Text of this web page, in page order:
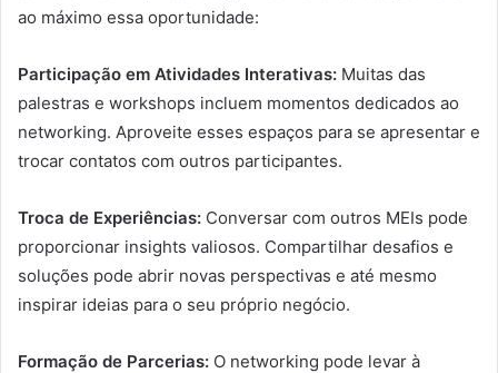
ao máximo essa oportunidade:
Participação em Atividades Interativas: Muitas das
palestras e workshops incluem momentos dedicados ao
networking. Aproveite esses espaços para se apresentar e
trocar contatos com outros participantes.
Troca de Experiências: Conversar com outros MEIs pode
proporcionar insights valiosos. Compartilhar desafios e
soluções pode abrir novas perspectivas e até mesmo
inspirar ideias para o seu próprio negócio.
Formação de Parcerias: O networking pode levar à